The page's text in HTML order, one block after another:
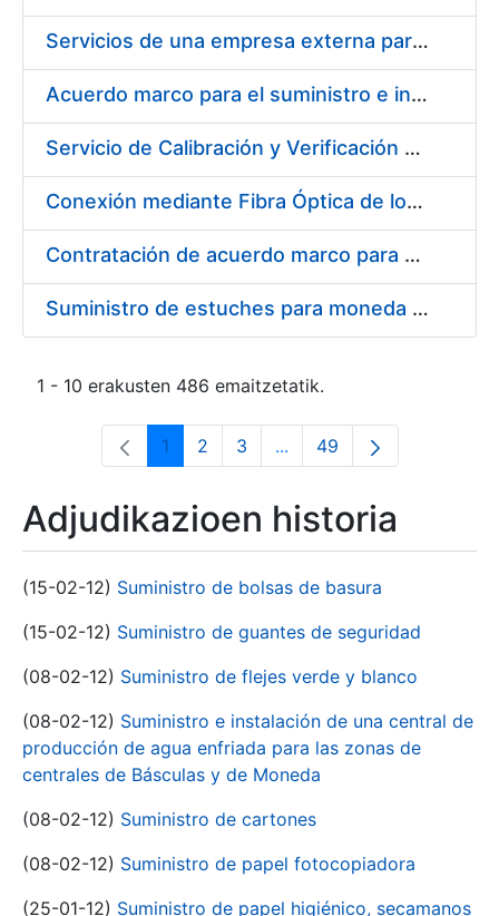
Servicios de una empresa externa para el asesoramiento y resolución de los recursos de alzada que se presentan relacionados con procesos de selección para la FNMT-RCM
Acuerdo marco para el suministro e instalación de persianas, estores y otros complementos
Servicio de Calibración y Verificación Externa de los Equipos de Medición del Servicio de Prevención de la FNMT-RCM
Conexión mediante Fibra Óptica de los Centros de Proceso de Datos (CPDs) de las sedes de la FNMT-RCM de Burgos y Madrid
Contratación de acuerdo marco para el Suministro de Material de Electricidad para la Fábrica Nacional de Moneda y Timbre-Real Casa de la Moneda en su centro de trabajo de Burgos
Suministro de estuches para moneda de 30 €
1 - 10 erakusten 486 emaitzetatik.
Orrialdea
1 Orrialdea
2 Orrialdea
3 ...Intermediate Pages Use
Orrialdea
49
Adjudikazioen historia
(15-02-12) Suministro de bolsas de basura
(15-02-12) Suministro de guantes de seguridad
(08-02-12) Suministro de flejes verde y blanco
(08-02-12) Suministro e instalación de una central de
producción de agua enfriada para las zonas de
centrales de Básculas y de Moneda
(08-02-12) Suministro de cartones
(08-02-12) Suministro de papel fotocopiadora
(25-01-12) Suministro de papel higiénico, secamanos